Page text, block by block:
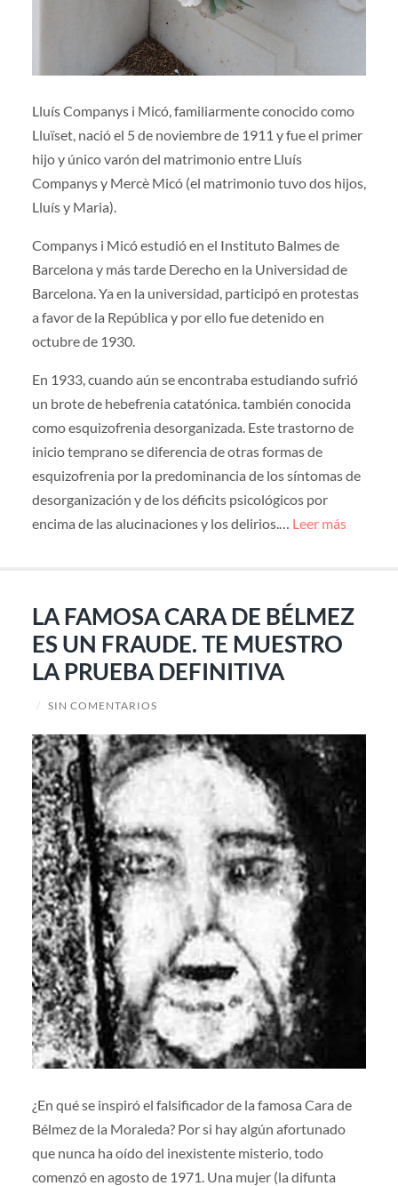
Lluís Companys i Micó, familiarmente conocido como
Lluïset, nació el 5 de noviembre de 1911 y fue el primer
hijo y único varón del matrimonio entre Lluís
Companys y Mercè Micó (el matrimonio tuvo dos hijos,
Lluís y Maria).
Companys i Micó estudió en el Instituto Balmes de
Barcelona y más tarde Derecho en la Universidad de
Barcelona. Ya en la universidad, participó en protestas
a favor de la República y por ello fue detenido en
octubre de 1930.
En 1933, cuando aún se encontraba estudiando sufrió
un brote de hebefrenia catatónica. también conocida
como esquizofrenia desorganizada. Este trastorno de
inicio temprano se diferencia de otras formas de
esquizofrenia por la predominancia de los síntomas de
desorganización y de los déficits psicológicos por
encima de las alucinaciones y los delirios.… Leer más
LA FAMOSA CARA DE BÉLMEZ
ES UN FRAUDE. TE MUESTRO
LA PRUEBA DEFINITIVA
/ SIN COMENTARIOS
¿En qué se inspiró el falsificador de la famosa Cara de
Bélmez de la Moraleda? Por si hay algún afortunado
que nunca ha oído del inexistente misterio, todo
comenzó en agosto de 1971. Una mujer (la difunta